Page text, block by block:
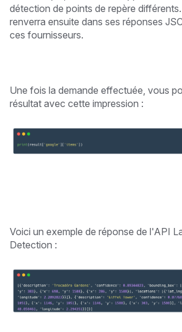
détection de points de repère
renverra ensuite dans ses réponses
ces fournisseurs.
Une fois la demande effectuée, vous
résultat avec cette impression :
Voici un exemple de réponse de l'API
Detection :